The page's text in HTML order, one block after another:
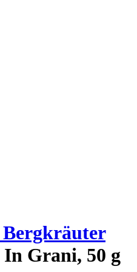
Bergkräuter
In Grani, 50 g